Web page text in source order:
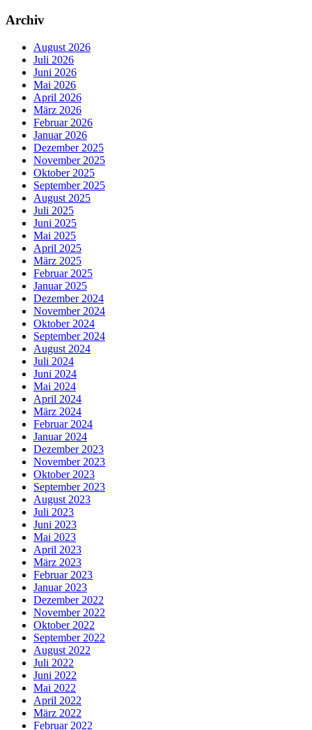
Archiv
August 2026
Juli 2026
Juni 2026
Mai 2026
April 2026
März 2026
Februar 2026
Januar 2026
Dezember 2025
November 2025
Oktober 2025
September 2025
August 2025
Juli 2025
Juni 2025
Mai 2025
April 2025
März 2025
Februar 2025
Januar 2025
Dezember 2024
November 2024
Oktober 2024
September 2024
August 2024
Juli 2024
Juni 2024
Mai 2024
April 2024
März 2024
Februar 2024
Januar 2024
Dezember 2023
November 2023
Oktober 2023
September 2023
August 2023
Juli 2023
Juni 2023
Mai 2023
April 2023
März 2023
Februar 2023
Januar 2023
Dezember 2022
November 2022
Oktober 2022
September 2022
August 2022
Juli 2022
Juni 2022
Mai 2022
April 2022
März 2022
Februar 2022